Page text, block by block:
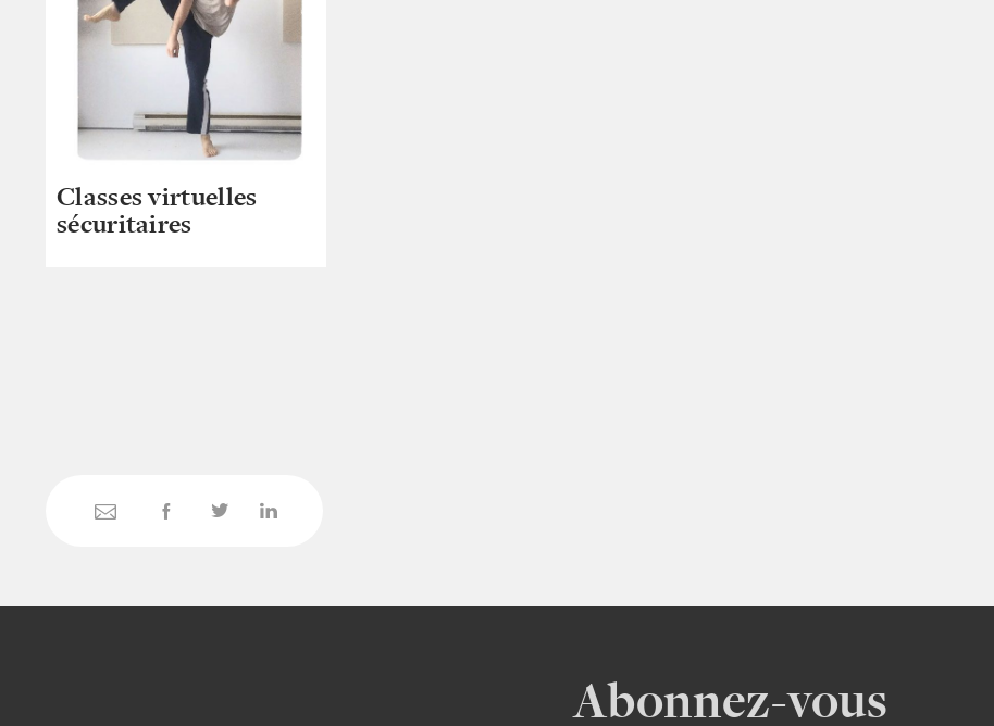
Classes virtuelles
sécuritaires
Abonnez-vous